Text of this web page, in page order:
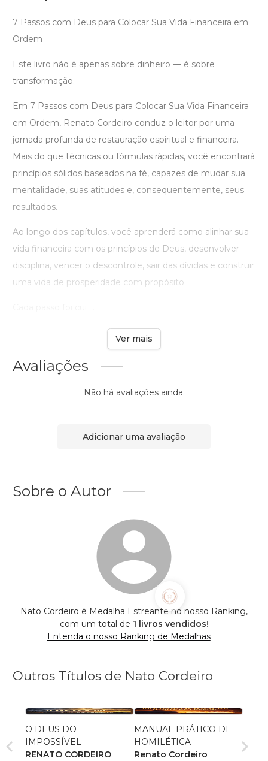
7 Passos com Deus para Colocar Sua Vida Financeira em
Ordem
Este livro não é apenas sobre dinheiro — é sobre
transformação.
Em 7 Passos com Deus para Colocar Sua Vida Financeira
em Ordem, Renato Cordeiro conduz o leitor por uma
jornada profunda de restauração espiritual e financeira.
Mais do que técnicas ou fórmulas rápidas, você encontrará
princípios sólidos baseados na fé, capazes de mudar sua
mentalidade, suas atitudes e, consequentemente, seus
resultados.
Ao longo dos capítulos, você aprenderá como alinhar sua
vida financeira com os princípios de Deus, desenvolver
disciplina, vencer o descontrole, sair das dívidas e construir
uma vida de prosperidade com propósito.
Ver mais
Avaliações
Não há avaliações ainda.
Adicionar uma avaliação
Sobre o Autor
Nato Cordeiro é Medalha Estreante no nosso Ranking,
com um total de 1 livros vendidos!
Entenda o nosso Ranking de Medalhas
Outros Títulos de Nato Cordeiro
O DEUS DO
IMPOSSÍVEL
RENATO CORDEIRO
MANUAL PRÁTICO DE
HOMILÉTICA
Renato Cordeiro